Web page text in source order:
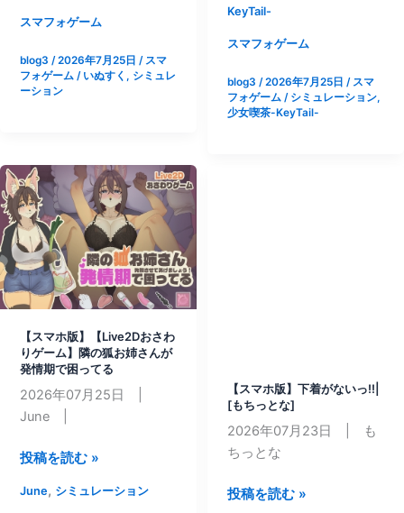
と]
版】
全
版】
か
つ
～
フ
ァ
ン
タ
ー
～|
[い
ぬ
く]
スマフォゲーム
blog3 /2026年7月25日 / スマ
フォゲーム/ いぬすく , シミュレ
ーション
版】
メ
ガ
キ
喫
茶-
KeyTail-]
KeyTail-
スマフォゲーム
blog3 /2026年7月25日 / スマ
フォゲーム/ シミュレーション,
少女喫茶-KeyTail-
【スマホ版】【Live2Dおさわ
りゲーム】隣の狐お姉さんが
発情期で困ってる
2026年07月25日 |
June |
【ス
ホ
投稿を読む »
June, シミュレーション
【スマホ版】下着がないっ!!|
[もちっとな]
2026年07月23日 | も
ちっとな
【ス
投稿を読む »